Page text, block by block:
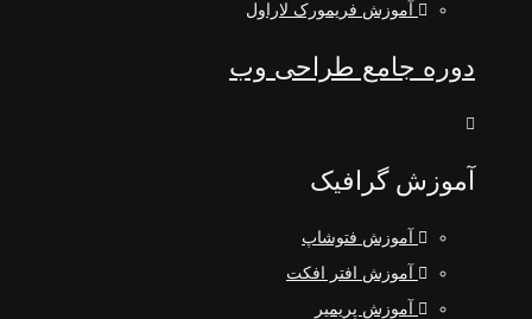
آموزش فریمورک لاراول
دوره جامع طراحی وب
آموزش گرافیک
آموزش فتوشاپ
آموزش افتر افکت
آموزش پریمیر